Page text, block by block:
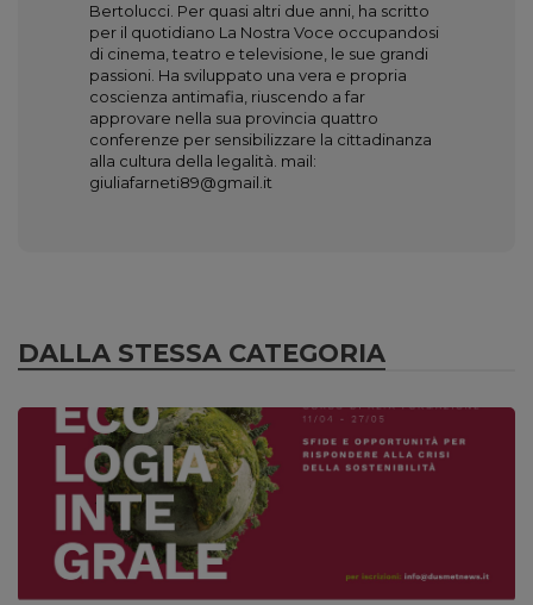
Bertolucci. Per quasi altri due anni, ha scritto
per il quotidiano La Nostra Voce occupandosi
di cinema, teatro e televisione, le sue grandi
passioni. Ha sviluppato una vera e propria
coscienza antimafia, riuscendo a far
approvare nella sua provincia quattro
conferenze per sensibilizzare la cittadinanza
alla cultura della legalità. mail:
giuliafarneti89@gmail.it
DALLA STESSA CATEGORIA